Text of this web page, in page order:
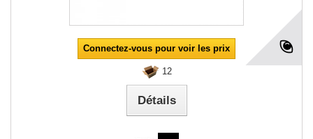
Connectez-vous pour voir les prix
12
Détails